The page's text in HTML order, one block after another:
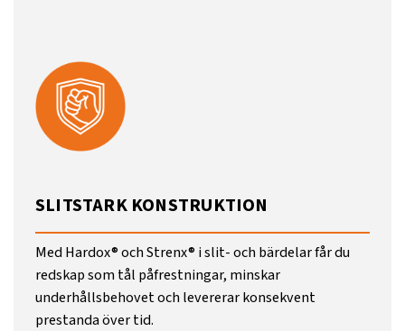
SLITSTARK KONSTRUKTION
Med Hardox® och Strenx® i slit- och bärdelar får du
redskap som tål påfrestningar, minskar
underhållsbehovet och levererar konsekvent
prestanda över tid.